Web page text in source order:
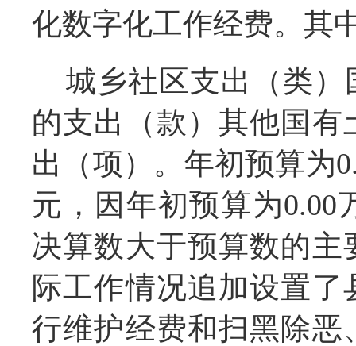
化数字化工作经费。其
城乡社区支出（类
的支出（款）其他国
出（项）。年初预算为
元，因年初预算为
决算数大于预算数的
际工作情况追加设置
行维护经费和扫黑除